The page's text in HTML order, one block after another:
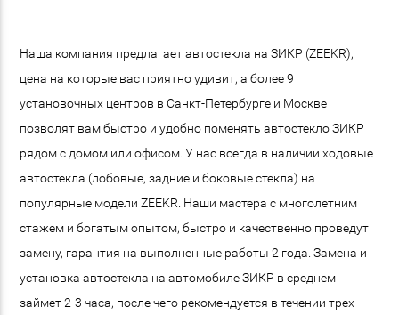
Наша компания предлагает автостекла на ЗИКР (ZEEKR),
цена на которые вас приятно удивит, а более 9
установочных центров в Санкт-Петербурге и Москве
позволят вам быстро и удобно поменять автостекло ЗИКР
рядом с домом или офисом. У нас всегда в наличии ходовые
автостекла (лобовые, задние и боковые стекла) на
популярные модели ZEEKR. Наши мастера с многолетним
стажем и богатым опытом, быстро и качественно проведут
замену, гарантия на выполненные работы 2 года. Замена и
установка автостекла на автомобиле ЗИКР в среднем
займет 2-3 часа, после чего рекомендуется в течении трех